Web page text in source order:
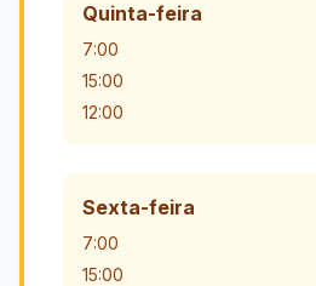
Quinta-feira
7:00
15:00
12:00
Sexta-feira
7:00
15:00